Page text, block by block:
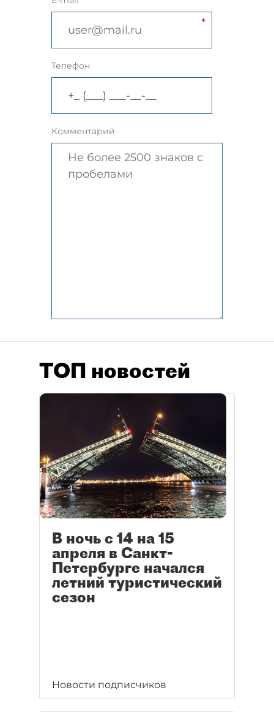
Телефон
Комментарий
ТОП новостей
В ночь с 14 на 15
апреля в Санкт-
Петербурге начался
летний туристический
сезон
Новости подписчиков